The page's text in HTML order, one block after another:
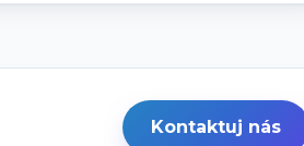
Kontaktuj nás